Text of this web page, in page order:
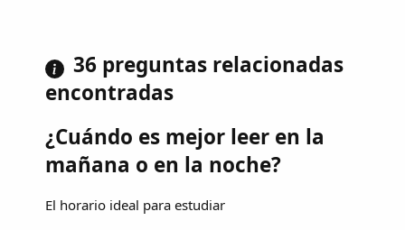
36 preguntas relacionadas
encontradas
¿Cuándo es mejor leer en la
mañana o en la noche?
El horario ideal para estudiar